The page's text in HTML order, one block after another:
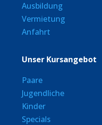
Ausbildung
Vermietung
Anfahrt
Unser Kursangebot
Paare
Jugendliche
Kinder
Specials